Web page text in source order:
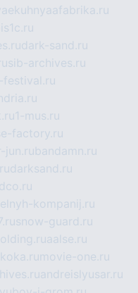
dark-sand.ru
sib-archives.ru
festival.ru
1-mus.ru
factory.ru
jun.rubandamn.ru
darksand.ru
kompanij.ru
snow-guard.ru
aalse.ru
movie-one.ru
andreislyusar.ru